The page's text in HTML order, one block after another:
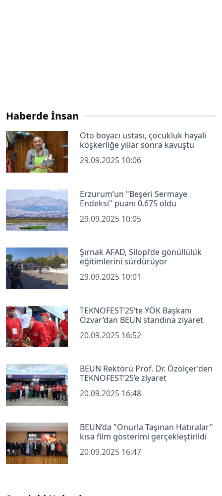
Haberde İnsan
Oto boyacı ustası, çocukluk hayali
köşkerliğe yıllar sonra kavuştu
29.09.2025 10:06
Erzurum’un "Beşeri Sermaye
Endeksi" puanı 0.675 oldu
29.09.2025 10:05
Şırnak AFAD, Silopi’de gönüllülük
eğitimlerini sürdürüyor
29.09.2025 10:01
TEKNOFEST’25’te YÖK Başkanı
Özvar’dan BEUN standına ziyaret
20.09.2025 16:52
BEUN Rektörü Prof. Dr. Özölçer’den
TEKNOFEST’25’e ziyaret
20.09.2025 16:48
BEUN’da "Onurla Taşınan Hatıralar"
kısa film gösterimi gerçekleştirildi
20.09.2025 16:47